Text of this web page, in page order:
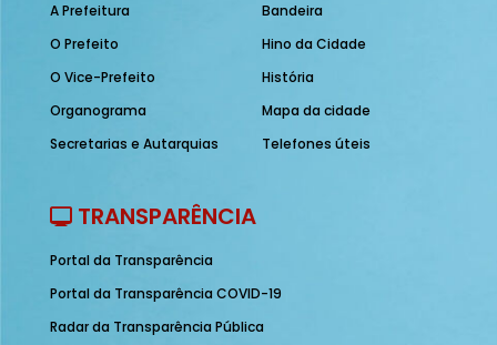
A Prefeitura
O Prefeito
O Vice-Prefeito
Organograma
Secretarias e Autarquias
Bandeira
Hino da Cidade
História
Mapa da cidade
Telefones úteis
TRANSPARÊNCIA
Portal da Transparência
Portal da Transparência COVID-19
Radar da Transparência Pública